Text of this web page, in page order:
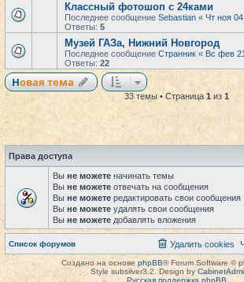
Классный фотошоп с 24ками
Последнее сообщение Sebastian « Чт ноя
Ответы: 5
Музей ГАЗа, Нижний Новгород
Последнее сообщение Странник « Вс фев
Ответы: 22
Новая тема
33 темы • Страница1из 1
Права доступа
Вы не можете начинать темы
Вы не можете отвечать на сообщения
Вы не можете редактировать свои сообщения
Вы не можете удалять свои сообщения
Вы не можете добавлять вложения
Список форумов Удалить cookies
Создано на основе phpBB® Forum Software ©
Style subsilver3.2. Design by
Русская поддержка phpBB